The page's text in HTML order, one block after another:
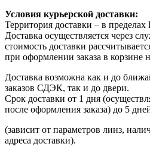
Условия курьерской доставки:
Территория доставки – в
Доставка осуществляется через
стоимость доставки
при оформлении заказа в корзине
Доставка возможна как и до
заказов СДЭК, так и до двери.
Срок доставки от 1 дня
после оформления заказа) до 5
(зависит от параметров линз,
адреса доставки).